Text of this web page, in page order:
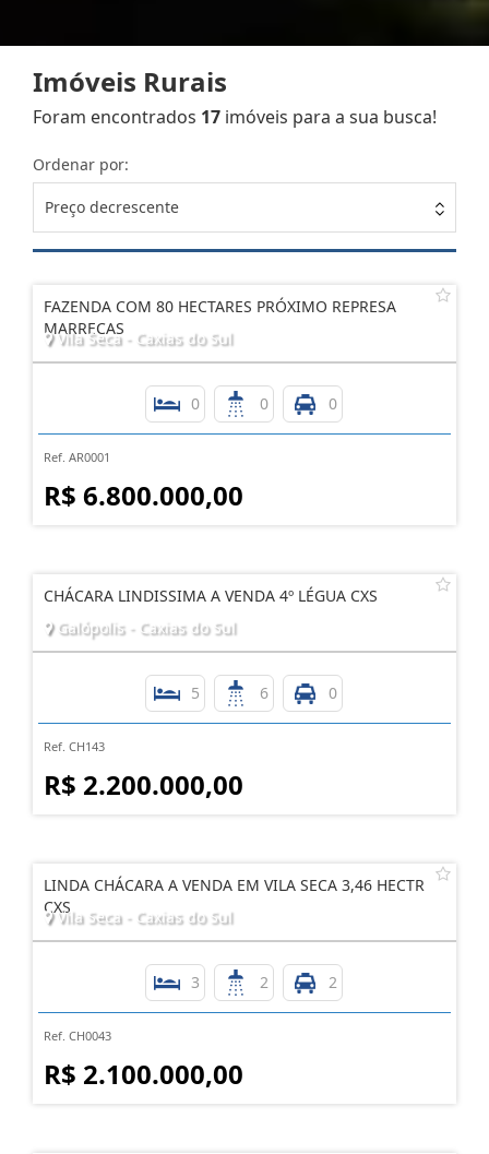
Imóveis Rurais
Foram encontrados 17 imóveis para a sua busca!
Ordenar por:
Preço decrescente
FAZENDA COM 80 HECTARES PRÓXIMO REPRESA
MARRECAS
Vila Seca - Caxias do Sul
0 0 0
Ref. AR0001
R$ 6.800.000,00
CHÁCARA LINDISSIMA A VENDA 4º LÉGUA CXS
Galópolis - Caxias do Sul
5 6 0
Ref. CH143
R$ 2.200.000,00
LINDA CHÁCARA A VENDA EM VILA SECA 3,46 HECTR
CXS
Vila Seca - Caxias do Sul
3 2 2
Ref. CH0043
R$ 2.100.000,00